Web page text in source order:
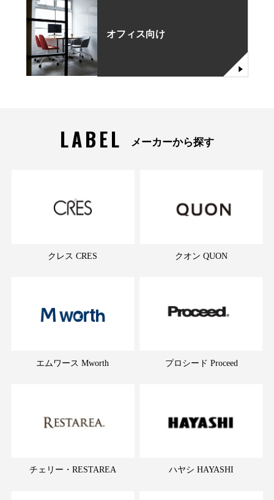
オフィス向け
LABEL メーカーから探す
クレス CRES クオン QUON
エムワース Mworth プロシード Proceed
チェリー・RESTAREA ハヤシ HAYASHI